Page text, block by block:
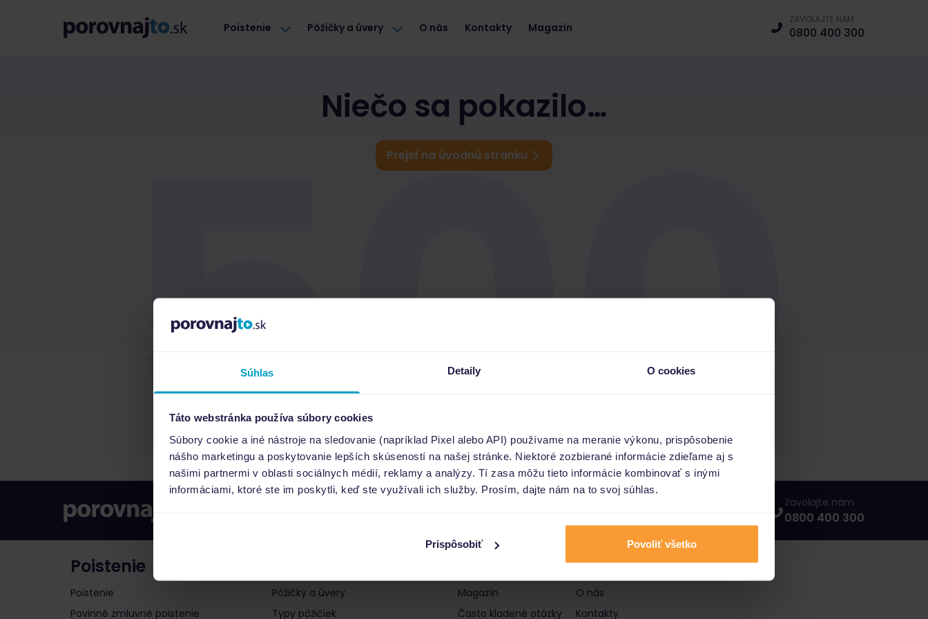
Súhlas Detaily O cookies
Táto webstránka používa súbory cookies
Súbory cookie a iné nástroje na sledovanie (napríklad Pixel alebo API) používame na meranie výkonu, prispôsobenie
nášho marketingu a poskytovanie lepších skúseností na našej stránke. Niektoré zozbierané informácie zdieľame aj s
našimi partnermi v oblasti sociálnych médií, reklamy a analýzy. Tí zasa môžu tieto informácie kombinovať s inými
informáciami, ktoré ste im poskytli, keď ste využívali ich služby. Prosím, dajte nám na to svoj súhlas.
Prispôsobiť Povoliť všetko
Poistenie Pôžičky a úvery O nás Kontakty Magazín
ZAVOLAJTE NÁM
0800 400 300
Niečo sa pokazilo…
Prejsť na úvodnú stránku
Zavolajte nám
0800 400 300
Poistenie
Poistenie
Povinné zmluvné poistenie
Pôžičky a úvery
Typy pôžičiek
Magazín
Často kladené otázky
Porovnajto.sk
O nás
Kontakty